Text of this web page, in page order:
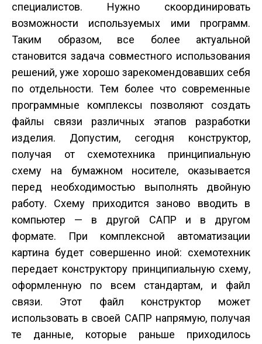
специалистов. Нужно скоординировать
возможности используемых ими программ.
Таким образом, все более актуальной
становится задача совместного использования
решений, уже хорошо зарекомендовавших себя
по отдельности. Тем более что современные
программные комплексы позволяют создать
файлы связи различных этапов разработки
изделия. Допустим, сегодня конструктор,
получая от схемотехника принципиальную
схему на бумажном носителе, оказывается
перед необходимостью выполнять двойную
работу. Схему приходится заново вводить в
компьютер — в другой САПР и в другом
формате. При комплексной автоматизации
картина будет совершенно иной: схемотехник
передает конструктору принципиальную схему,
оформленную по всем стандартам, и файл
связи. Этот файл конструктор может
использовать в своей САПР напрямую, получая
те данные, которые раньше приходилось